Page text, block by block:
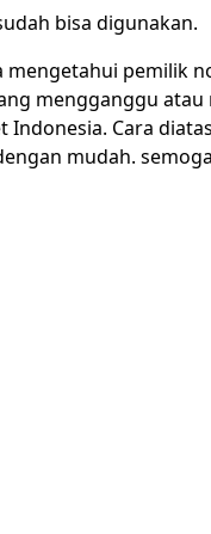
bisa digunakan.
mengetahui pemilik
mengganggu
Indonesia. Cara
mudah.